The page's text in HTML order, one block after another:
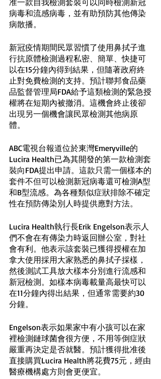
病毒和流感病毒，並有助預防其他傳染
病散播。
新冠疫情期間民眾習慣了使用鼻拭子進
行抗原體檢測過程私密、簡單、快捷可
以在15分鐘內得到結果，但隨著政府終
止對免費檢測的支持。預計聯邦食品藥
品監督管理局FDA給予這類檢測的緊急授
權將在短期內被撤消。這機會終止後卻
出現另一個機會讓民眾檢測其他病原
體。
ABC電視台報道位於東灣Emeryville的
Lucira Health已為其開發的第一款檢測套
裝向FDA提出申請。這款只需一個樣本的
套件不但可以檢測新冠病毒還可檢測A型
和B型流感。為各種類似症狀排除不確定
性在預防傳染別人時提供應對方法。
Lucira Health執行長Erik Engelson表示人
們不會在有傳染力時返回辦公室，對社
會有利。他表示該套裝已獲得授權在加
拿大使用採用大家熟悉的鼻拭子採樣，
然後測試工具放大樣本分別進行流感和
新冠檢測。如樣本病毒載量高最快可以
在11分鐘內得出結果，但通常需要約30
分鐘。
Engelson表示如果家中有小孩可以在家
裡檢測鏈球菌會很方便，不用等倒症狀
嚴重再決定是否就醫。預計獲得批准後
直接購買Lucira Health將花費75元，經由
醫療機構處方則會更便宜。